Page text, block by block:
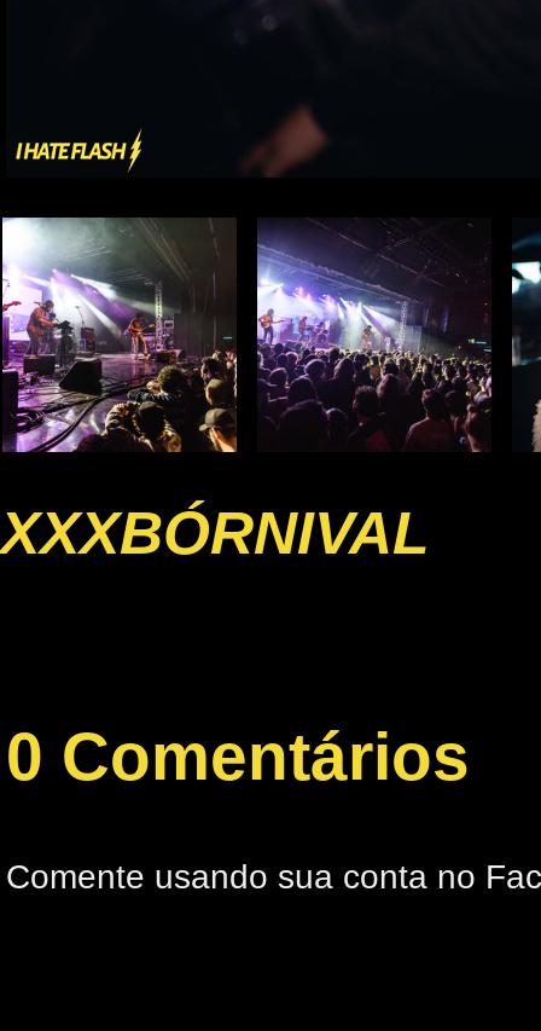
XXXBÓRNIVAL
0 Comentários
Comente usando sua conta no